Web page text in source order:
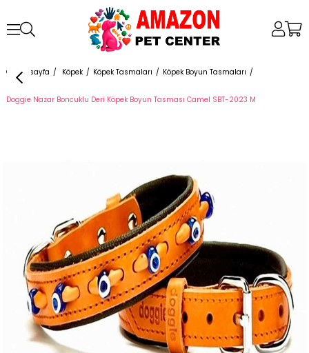
Anasayfa Köpek Köpek Tasmaları Köpek Boyun Tasmaları
Doggie Nazar Boncuklu Deri Köpek Boyun Tasması Camel SBT-2023 M